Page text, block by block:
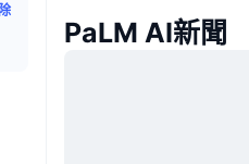
PaLM AI新聞